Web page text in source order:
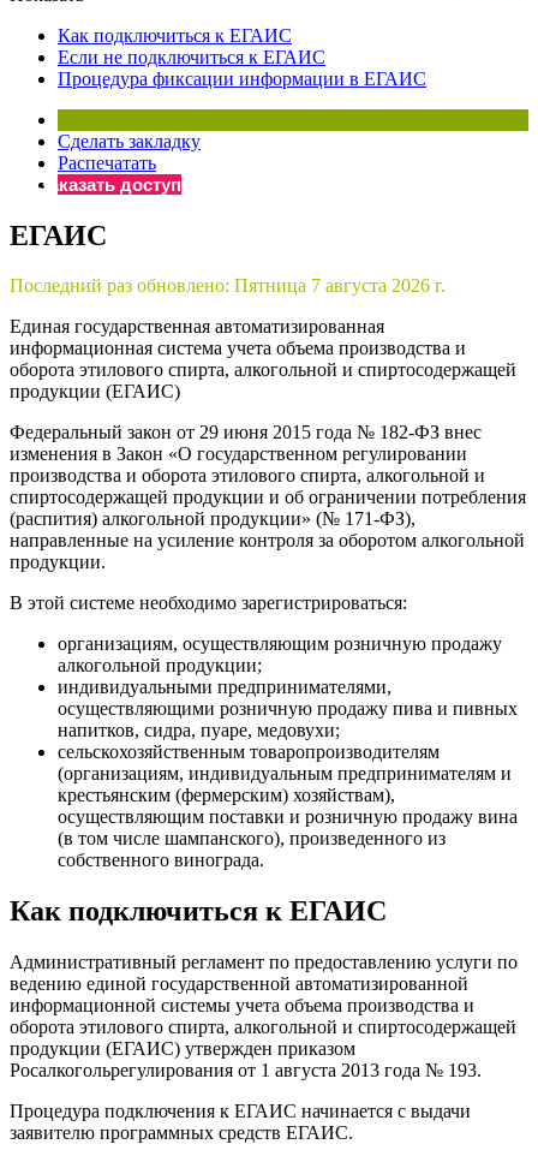
Бератор
«Практическая энциклопедия бухгалтера»
Материалы электронного журнала
«Нормативные акты для бухгалтера»
Материалы электронного журнала
«Практическая бухгалтерия»
Онлайн-сервисы «Учетная политика» и «Алгоритмы для
Как подключиться к ЕГАИС
Если не подключиться к ЕГАИС
Процедура фиксации информации в ЕГАИС
Сделать закладку
Распечатать
Заказать доступ
ЕГАИС
Последний раз обновлено: Пятница 7 августа 2026 г.
Единая государственная автоматизированная
информационная система учета объема производства и
оборота этилового спирта, алкогольной и спиртосодержащей
продукции (ЕГАИС)
Федеральный закон от 29 июня 2015 года № 182-ФЗ внес
изменения в Закон «О государственном регулировании
производства и оборота этилового спирта, алкогольной и
спиртосодержащей продукции и об ограничении потребления
(распития) алкогольной продукции» (№ 171-ФЗ),
направленные на усиление контроля за оборотом алкогольной
продукции.
В этой системе необходимо зарегистрироваться:
организациям, осуществляющим розничную продажу
алкогольной продукции;
индивидуальными предпринимателями,
осуществляющими розничную продажу пива и пивных
напитков, сидра, пуаре, медовухи;
сельскохозяйственным товаропроизводителям
(организациям, индивидуальным предпринимателям и
крестьянским (фермерским) хозяйствам),
осуществляющим поставки и розничную продажу вина
(в том числе шампанского), произведенного из
собственного винограда.
Как подключиться к ЕГАИС
Административный регламент по предоставлению услуги по
ведению единой государственной автоматизированной
информационной системы учета объема производства и
оборота этилового спирта, алкогольной и спиртосодержащей
продукции (ЕГАИС) утвержден приказом
Росалкогольрегулирования от 1 августа 2013 года № 193.
Процедура подключения к ЕГАИС начинается с выдачи
заявителю программных средств ЕГАИС.